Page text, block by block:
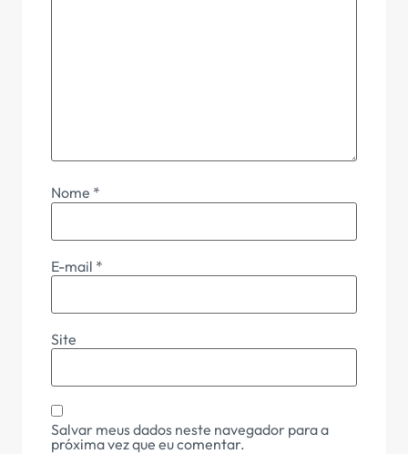
Nome *
E-mail *
Site
Salvar meus dados neste navegador para a
próxima vez que eu comentar.